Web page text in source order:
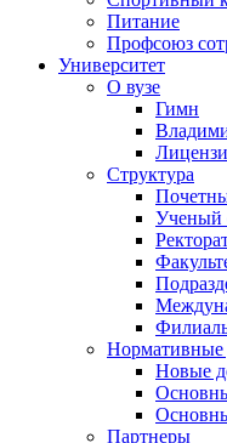
Питание
Профсоюз
Университет
О вузе
Гимн
Структура
Ученый
Нормативные
Новые
Партнеры